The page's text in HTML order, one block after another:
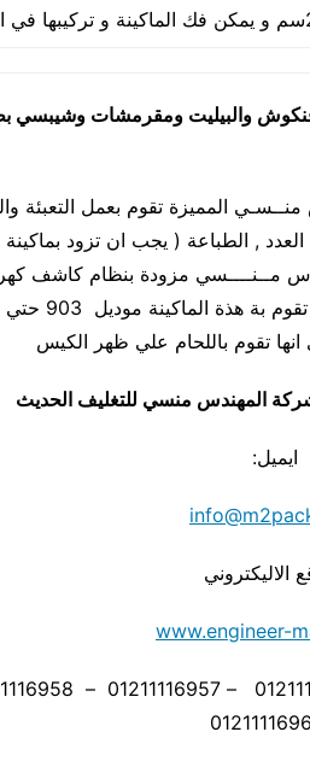
فنكوش والبيليت ومقرمشات
المهندس منــسـي المميزة تقوم بعمل
, الطباعة ( يجب ان تزود بماكينة
ماركة المهندس مــنــــسي مزودة بنظام
السرعة المتغيرة (
تقوم باللحام علي ظهر الكيس
شركة المهندس منسي للتغليف الحديث
ايميل:
الاليكتروني
www.engineer-